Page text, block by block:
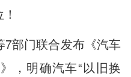
部门联合发布《汽车
，明确汽车“以旧换